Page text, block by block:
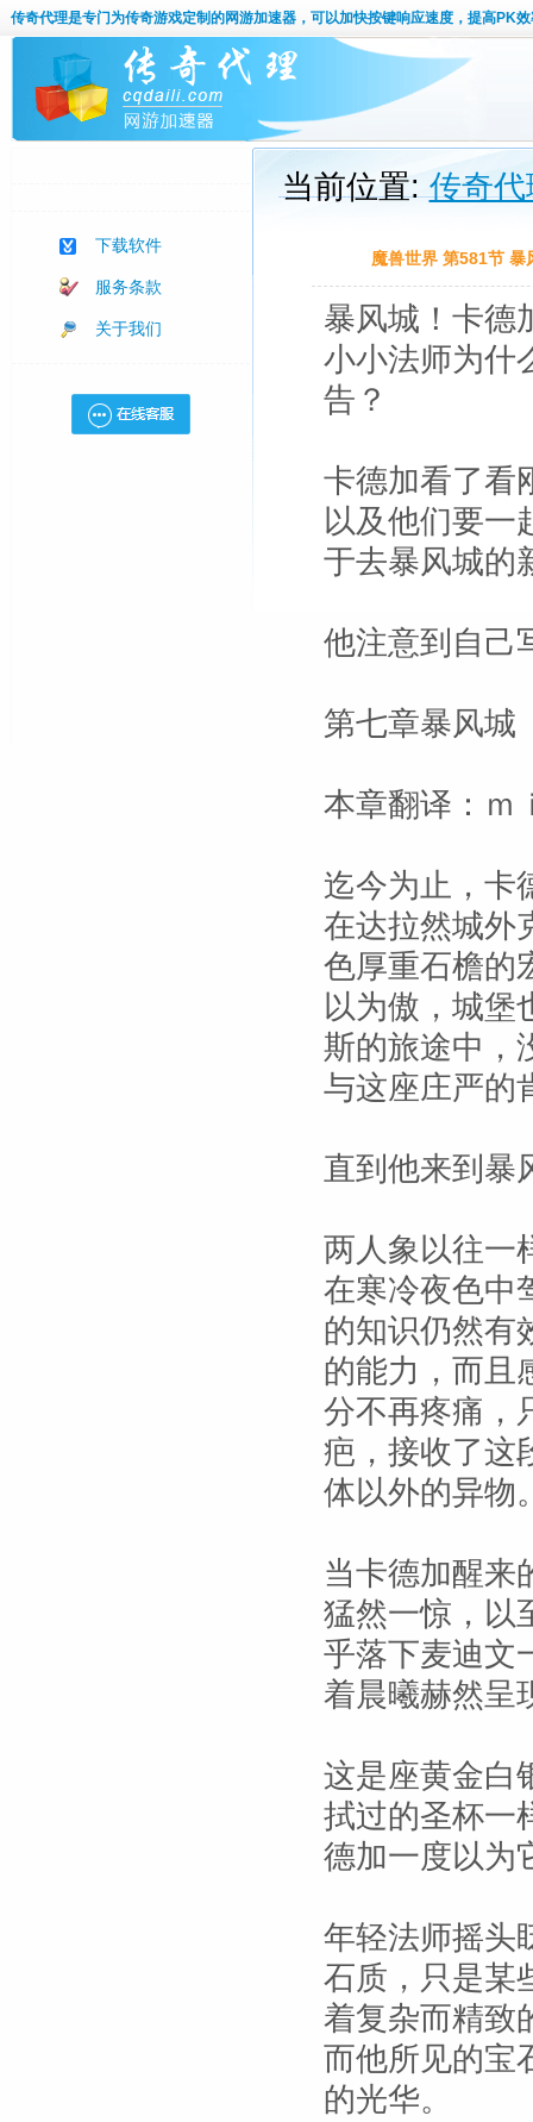
传奇代理是专门为传奇游戏定制的网游加速器，可以加快按键响应速度，提高PK效
下载软件
服务条款
关于我们
当前位置:传奇代
魔兽世界 第581节 暴
暴风城！卡德
小小法师为什
告？
卡德加看了看
以及他们要一
于去暴风城的
他注意到自
第七章暴风城
本章翻译：ｍ
迄今为止，卡
在达拉然城外
色厚重石檐的
以为傲，城堡
斯的旅途中，
与这座庄严的
直到他来到暴
两人象以往一
在寒冷夜色中
的知识仍然有
的能力，而且
分不再疼痛，
疤，接收了这
体以外的异物
当卡德加醒来
猛然一惊，以
乎落下麦迪文
着晨曦赫然呈
这是座黄金白
拭过的圣杯一
德加一度以为
年轻法师摇头
石质，只是某
着复杂而精致
而他所见的宝
的光华。